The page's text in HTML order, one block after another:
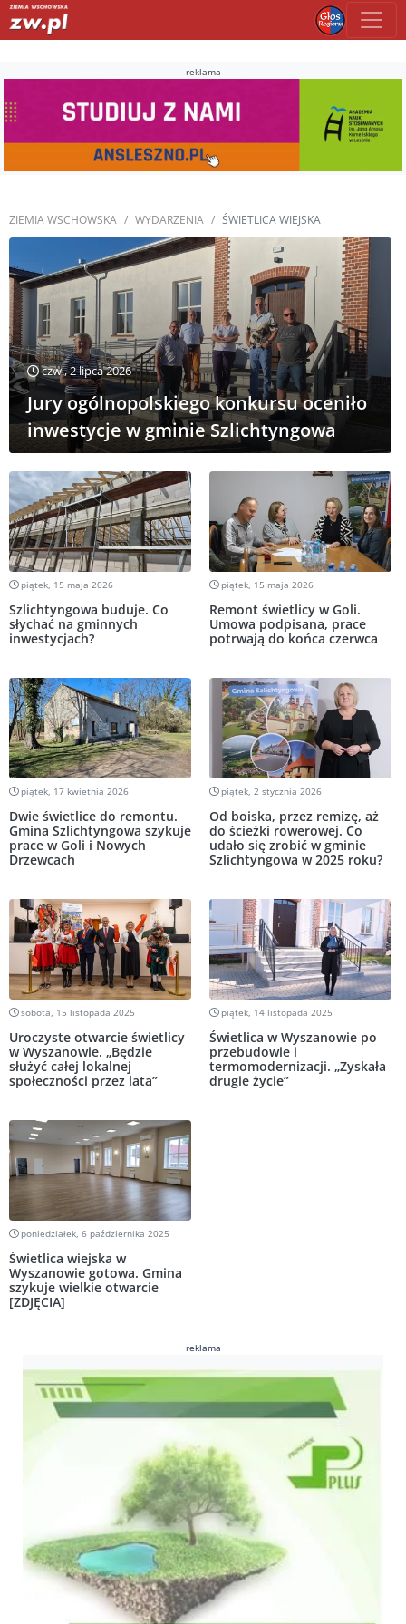
reklama
ZIEMIA WSCHOWSKA WYDARZENIA ŚWIETLICA WIEJSKA
czw., 2 lipca 2026
Jury ogólnopolskiego konkursu oceniło
inwestycje w gminie Szlichtyngowa
piątek, 15 maja 2026
Szlichtyngowa buduje. Co
słychać na gminnych
inwestycjach?
piątek, 15 maja 2026
Remont świetlicy w Goli.
Umowa podpisana, prace
potrwają do końca czerwca
piątek, 17 kwietnia 2026
Dwie świetlice do remontu.
Gmina Szlichtyngowa szykuje
prace w Goli i Nowych
Drzewcach
piątek, 2 stycznia 2026
Od boiska, przez remizę, aż
do ścieżki rowerowej. Co
udało się zrobić w gminie
Szlichtyngowa w 2025 roku?
sobota, 15 listopada 2025
Uroczyste otwarcie świetlicy
w Wyszanowie. „Będzie
służyć całej lokalnej
społeczności przez lata”
piątek, 14 listopada 2025
Świetlica w Wyszanowie po
przebudowie i
termomodernizacji. „Zyskała
drugie życie”
poniedziałek, 6 października 2025
Świetlica wiejska w
Wyszanowie gotowa. Gmina
szykuje wielkie otwarcie
[ZDJĘCIA]
reklama